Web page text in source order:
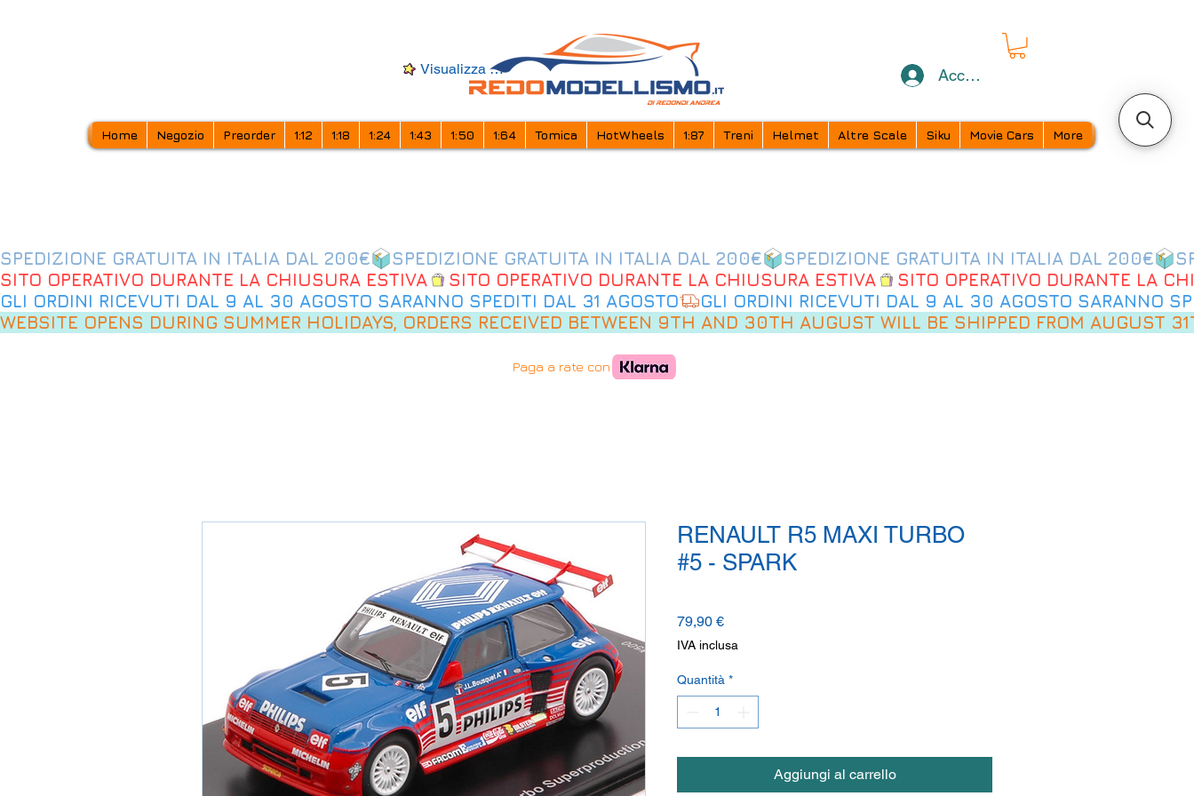
Visualizza punti Accedi
Home Negozio Preorder 1:12 1:18 1:24 1:43 1:50 1:64 Tomica HotWheels 1:87 Treni Helmet Altre Scale Siku Movie Cars More
SPEDIZIONE GRATUITA IN ITALIA DAL 200€
SITO OPERATIVO DURANTE LA CHIUSURA ESTIVA
GLI ORDINI RICEVUTI DAL 9 AL 30 AGOSTO SARANNO SPEDITI DAL 31 AGOSTO
WEBSITE OPENS DURING SUMMER HOLIDAYS, ORDERS RECEIVED BETWEEN 9TH AND 30TH AUGUST WILL BE SHIPPED FROM AUGUST
Paga a rate con
RENAULT R5 MAXI TURBO
#5 - SPARK
79,90 €Prezzo
IVA inclusa
Quantità *
Aggiungi al carrello